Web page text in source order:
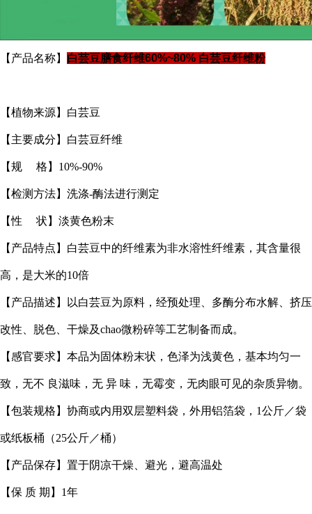
【产品名称】 白芸豆膳食纤维60%~80% 白芸豆纤维粉
【植物来源】白芸豆
【主要成分】白芸豆纤维
【规 格】10%-90%
【检测方法】洗涤-酶法进行测定
【性 状】淡黄色粉末
【产品特点】白芸豆中的纤维素为非水溶性纤维素，其含量很
高，是大米的10倍
【产品描述】以白芸豆为原料，经预处理、多酶分布水解、挤压
改性、脱色、干燥及chao微粉碎等工艺制备而成。
【感官要求】本品为固体粉末状，色泽为浅黄色，基本均匀一
致，无不 良滋味，无 异 味，无霉变，无肉眼可见的杂质异物。
【包装规格】协商或内用双层塑料袋，外用铝箔袋，1公斤／袋
或纸板桶（25公斤／桶）
【产品保存】置于阴凉干燥、避光，避高温处
【保 质 期】1年